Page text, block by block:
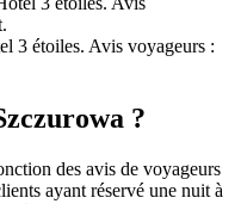
3 étoiles. Avis voyageurs :
?
des avis de voyageurs
ayant réservé une nuit à